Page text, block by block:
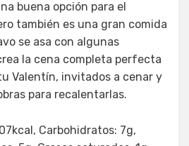
buena opción para el
también es una gran comida
se asa con algunas
la cena completa perfecta
Valentín, invitados a cenar y
para recalentarlas.
Carbohidratos: 7g,